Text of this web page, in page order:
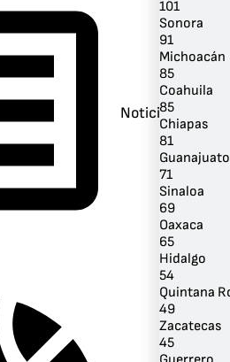
Noticias
101
Sonora
91
Michoacán
85
Coahuila
85
Chiapas
81
Guanajuato
71
Sinaloa
69
Oaxaca
65
Hidalgo
54
Quintana
49
Zacatecas
45